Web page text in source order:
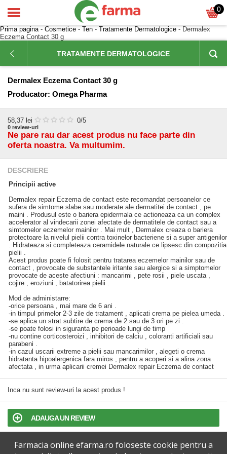
0
Prima pagina- Cosmetice - Ten - Tratamente Dermatologice - Dermalex
Eczema Contact 30 g
TRATAMENTE DERMATOLOGICE
Dermalex Eczema Contact 30 g
Producator: Omega Pharma
58,37 lei 0/5
0 review-uri
Ne pare rau dar acest produs nu face parte din
oferta noastra. Va multumim.
DESCRIERE
Principii active
Dermalex repair Eczema de contact este recomandat persoanelor ce
sufera de simtome slabe sau moderate ale dermatitei de contact , pe
maini . Produsul este o bariera epidermala ce actioneaza ca un complex
accelerator al vindecarii zonei afectate de dermatitele de contact sau a
simtomelor eczemelor mainilor . Mai mult , Dermalex creaza o bariera
protectoare la nivelul pielii contra toxinelor bacteriene si a super antigenilor
. Hidrateaza si completeaza ceramidele naturale ce lipsesc din compozitia
pielii .
Acest produs poate fi folosit pentru tratarea eczemelor mainilor sau de
contact , provocate de substantele iritante sau alergice si a simptomelor
provocate de aceste afectiuni : mancarimi , pete rosii , piele uscata ,
cojire , eroziuni , batatorirea pielii .
Mod de administarre:
-orice persoana , mai mare de 6 ani .
-in timpul primelor 2-3 zile de tratament , aplicati crema pe pielea umeda .
-se aplica un strat subtire de crema de 2 sau de 3 ori pe zi .
-se poate folosi in siguranta pe perioade lungi de timp
-nu contine corticosteroizi , inhibitori de calciu , coloranti artificiali sau
parabeni .
-in cazul uscarii extreme a pielii sau mancarimilor , alegeti o crema
hidratanta hipoalergenica fara miros , pentru a acoperi si a alina zona
afectata , in urma aplicarii cremei Dermalex repair Eczema de contact
Inca nu sunt review-uri la acest produs !
ADAUGA UN REVIEW
TERMENI SI CONDITII
Farmacia online efarma.ro foloseste cookie pentru a